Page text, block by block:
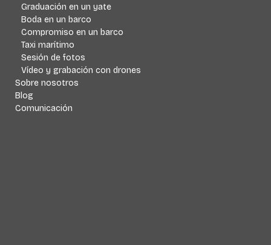
Graduación en un yate
Boda en un barco
Compromiso en un barco
Taxi marítimo
Sesión de fotos
Vídeo y grabación con drones
Sobre nosotros
Blog
Comunicación